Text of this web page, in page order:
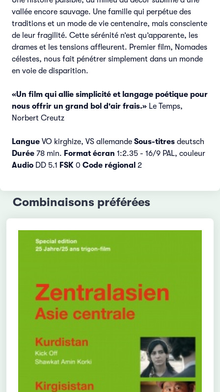
vallée encore sauvage. Une famille qui perpétue des
traditions et un mode de vie centenaire, mais consciente
de leur fragilité. Cette sérénité n’est qu’apparente, les
drames et les tensions affleurent. Premier film, Nomades
célestes, nous fait pénétrer simplement dans un monde
en voie de disparition.
«Un film qui allie simplicité et langage poétique pour
nous offrir un grand bol d'air frais.» Le Temps,
Norbert Creutz
Langue VO kirghize, VS allemande Sous-titres deutsch
Durée 78 min. Format écran 1:2.35 - 16/9 PAL, couleur
Audio DD 5.1 FSK 0 Code régional 2
Combinaisons préférées